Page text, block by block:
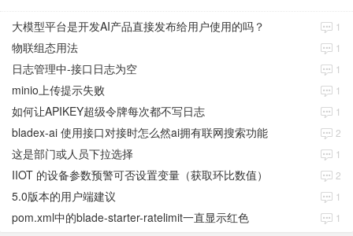
大模型平台是开发AI产品直接发布给用户使用的吗？ 1
物联组态用法 1
日志管理中-接口日志为空 1
minio上传提示失败 1
如何让APIKEY超级令牌每次都不写日志 1
bladex-ai 使用接口对接时怎么然ai拥有联网搜索功能 2
这是部门或人员下拉选择 1
IIOT 的设备参数预警可否设置变量（获取环比数值） 2
5.0版本的用户端建议 1
pom.xml中的blade-starter-ratelimit一直显示红色 1